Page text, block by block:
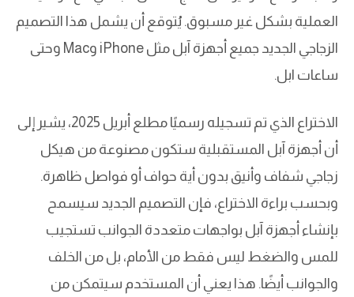
العملية بشكل غير مسبوق. يُتوقع أن يشمل هذا التصميم
الزجاجي الجديد جميع أجهزة آبل مثل iPhone وMac وحتى
ساعات ابل.
الاختراع الذي تم تسجيله رسميًا مطلع أبريل 2025، يشير إلى
أن أجهزة آبل المستقبلية ستكون مصنوعة من هيكل
زجاجي شفاف وأنيق بدون أية حواف أو فواصل ظاهرة.
وبحسب براءة الاختراع، فإن التصميم الجديد سيسمح
بإنشاء أجهزة آبل بواجهات متعددة الجوانب تستجيب
للمس والضغط ليس فقط من الأمام، بل من الخلف
والجوانب أيضًا. هذا يعني أن المستخدم سيتمكن من